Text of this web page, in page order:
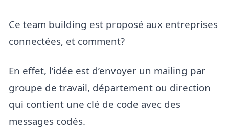
Ce team building est proposé aux entreprises
connectées, et comment?
En effet, l’idée est d’envoyer un mailing par
groupe de travail, département ou direction
qui contient une clé de code avec des
messages codés.